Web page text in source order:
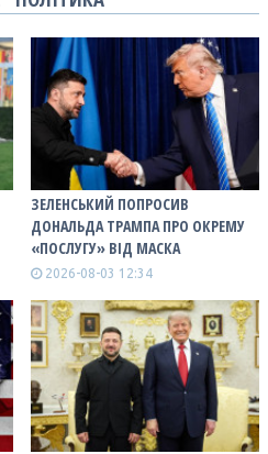
ЗЕЛЕНСЬКИЙ ПОПРОСИВ
ДОНАЛЬДА ТРАМПА ПРО ОКРЕМУ
«ПОСЛУГУ» ВІД МАСКА
2026-08-03 12:34